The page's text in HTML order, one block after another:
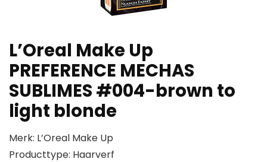
L’Oreal Make Up
PREFERENCE MECHAS
SUBLIMES #004-brown to
light blonde
Merk: L’Oreal Make Up
Producttype: Haarverf